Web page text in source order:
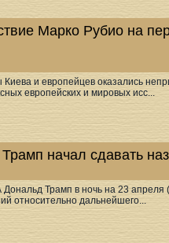
Марко Рубио на
Киева и европейцев оказались
европейских и мировых исс...
начал сдавать
Трамп в ночь на 23 апреля
относительно дальнейшего...